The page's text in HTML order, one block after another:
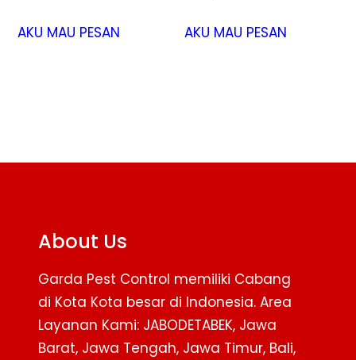
AKU MAU PESAN AKU MAU PESAN
About Us
Garda Pest Control memiliki Cabang
di Kota Kota besar di Indonesia. Area
Layanan Kami: JABODETABEK, Jawa
Barat, Jawa Tengah, Jawa Timur, Bali,